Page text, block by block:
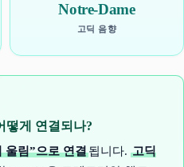
Notre-Dame
고딕 음향
떻게 연결되나?
울림”으로 연결됩니다. 고딕